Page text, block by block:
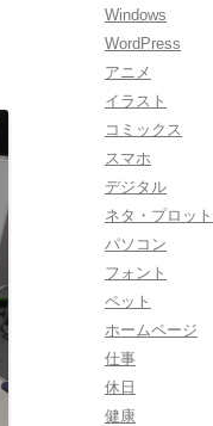
Windows
WordPress
アニメ
イラスト
コミックス
スマホ
デジタル
ネタ・プロッ
パソコン
フォント
ペット
ホームページ
仕事
休日
健康